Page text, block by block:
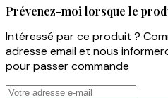
Prévenez-moi lorsque le
Intéressé par ce produit ?
adresse email et nous
pour passer commande